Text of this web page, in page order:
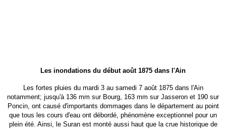
Les inondations du début août 1875 dans l'Ain
Les fortes pluies du mardi 3 au samedi 7 août 1875 dans l'Ain
notamment; jusqu'à 136 mm sur Bourg, 163 mm sur Jasseron et 190 sur
Poncin, ont causé d'importants dommages dans le département au point
que tous les cours d'eau ont débordé, phénomène exceptionnel pour un
plein été. Ainsi, le Suran est monté aussi haut que la crue historique de